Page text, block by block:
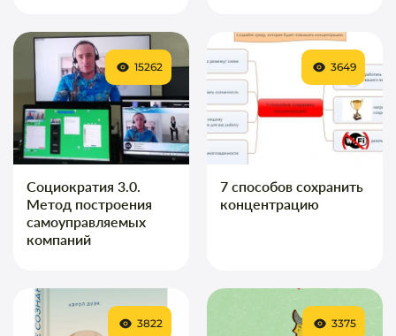
Социократия 3.0.
Метод построения
самоуправляемых
компаний
15262
7 способов сохранить
концентрацию
3649
3822 3375